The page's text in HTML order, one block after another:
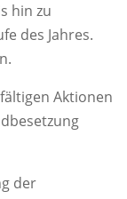
hin zu
des Jahres.
Aktionen
der